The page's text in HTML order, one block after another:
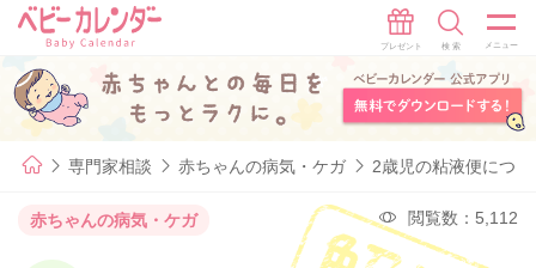
専門家相談 赤ちゃんの病気・ケガ 2歳児の粘液便につい
赤ちゃんの病気・ケガ 閲覧数：5,112